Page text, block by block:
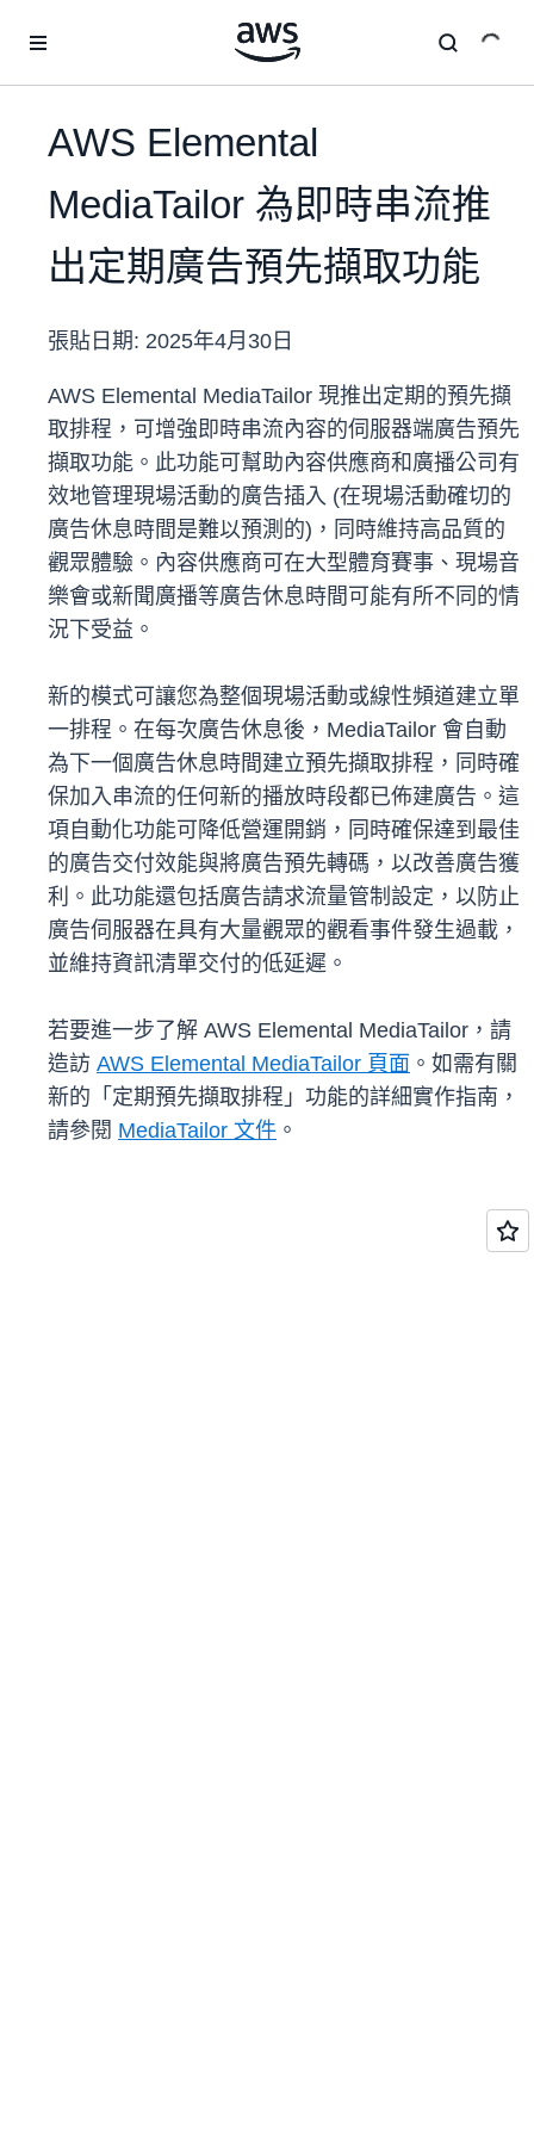
AWS Elemental
MediaTailor 為即時串流推
出定期廣告預先擷取功能
張貼日期: 2025年4月30日
AWS Elemental MediaTailor 現推出定期的預先擷
取排程，可增強即時串流內容的伺服器端廣告預先
擷取功能。此功能可幫助內容供應商和廣播公司有
效地管理現場活動的廣告插入 (在現場活動確切的
廣告休息時間是難以預測的)，同時維持高品質的
觀眾體驗。內容供應商可在大型體育賽事、現場音
樂會或新聞廣播等廣告休息時間可能有所不同的情
況下受益。
新的模式可讓您為整個現場活動或線性頻道建立單
一排程。在每次廣告休息後，MediaTailor 會自動
為下一個廣告休息時間建立預先擷取排程，同時確
保加入串流的任何新的播放時段都已佈建廣告。這
項自動化功能可降低營運開銷，同時確保達到最佳
的廣告交付效能與將廣告預先轉碼，以改善廣告獲
利。此功能還包括廣告請求流量管制設定，以防止
廣告伺服器在具有大量觀眾的觀看事件發生過載，
並維持資訊清單交付的低延遲。
若要進一步了解 AWS Elemental MediaTailor，請
造訪 AWS Elemental MediaTailor 頁面 。如需有關
新的「定期預先擷取排程」功能的詳細實作指南，
請參閱 MediaTailor 文件 。